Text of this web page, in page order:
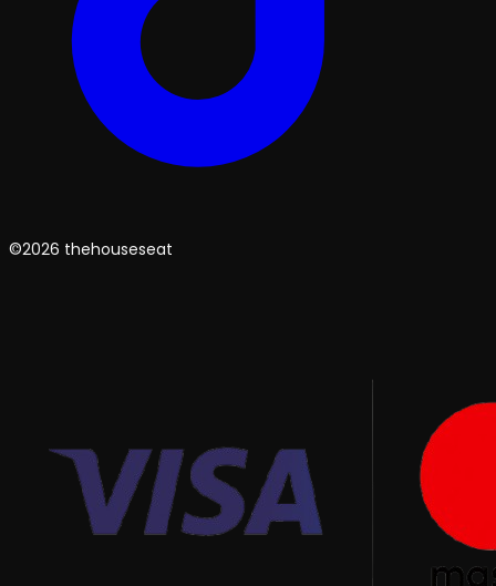
©2026 thehouseseat